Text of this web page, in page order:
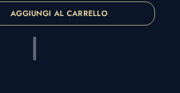
AGGIUNGI AL CARRELLO